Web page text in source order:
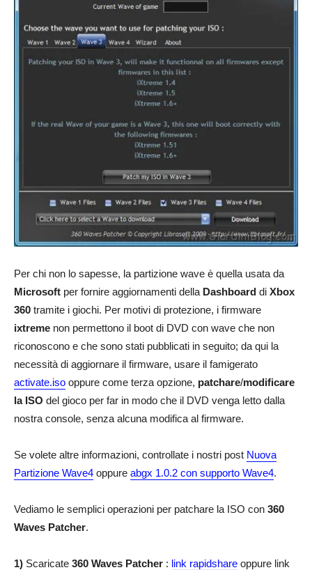
Per chi non lo sapesse, la partizione wave è quella usata da
Microsoft per fornire aggiornamenti della Dashboard di Xbox
360 tramite i giochi. Per motivi di protezione, i firmware
ixtreme non permettono il boot di DVD con wave che non
riconoscono e che sono stati pubblicati in seguito; da qui la
necessità di aggiornare il firmware, usare il famigerato
activate.iso oppure come terza opzione, patchare/modificare
la ISO del gioco per far in modo che il DVD venga letto dalla
nostra console, senza alcuna modifica al firmware.
Se volete altre informazioni, controllate i nostri post Nuova
Partizione Wave4 oppure abgx 1.0.2 con supporto Wave4.
Vediamo le semplici operazioni per patchare la ISO con 360
Waves Patcher.
1) Scaricate 360 Waves Patcher : link rapidshare oppure link